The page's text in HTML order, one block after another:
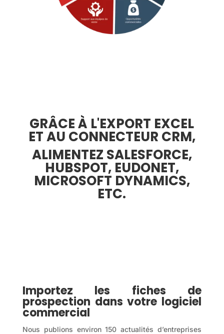
GRÂCE À L'EXPORT EXCEL
ET AU CONNECTEUR CRM,
ALIMENTEZ SALESFORCE,
HUBSPOT, EUDONET,
MICROSOFT DYNAMICS,
ETC.
Importez les fiches de
prospection dans votre logiciel
commercial
Nous publions environ 150 actualités d’entreprises